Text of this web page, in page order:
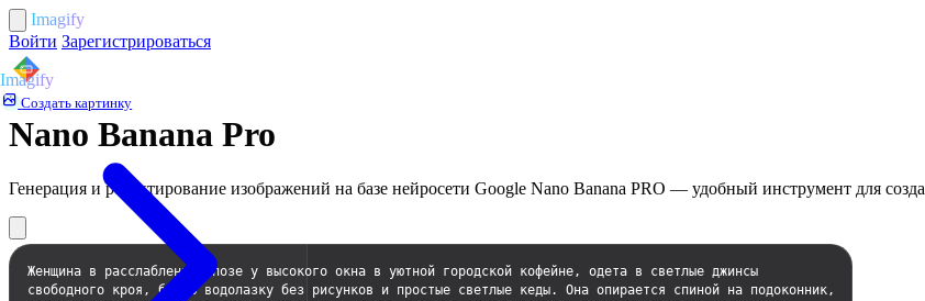
Imagify
Войти Зарегистрироваться
Imagify
Создать картинку
Nano Banana Pro
Генерация и редактирование изображений на базе нейросети Google Nano Banana PRO — удобный инструмент для